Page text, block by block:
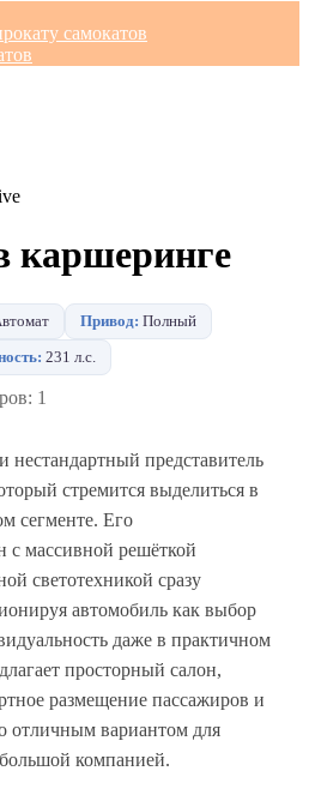
самокатов
каршеринге
Привод: Полный
231 л.с.
1
представитель
стремится выделиться в
сегменте. Его
массивной решёткой
светотехникой сразу
автомобиль как выбор
даже в практичном
просторный салон,
размещение пассажиров и
отличным вариантом для
компанией.